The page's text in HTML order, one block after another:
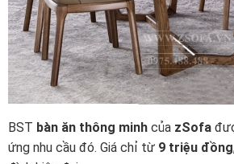
BST bàn ăn thông minh của zSofa
ứng nhu cầu đó. Giá chỉ từ 9 triệu đồng